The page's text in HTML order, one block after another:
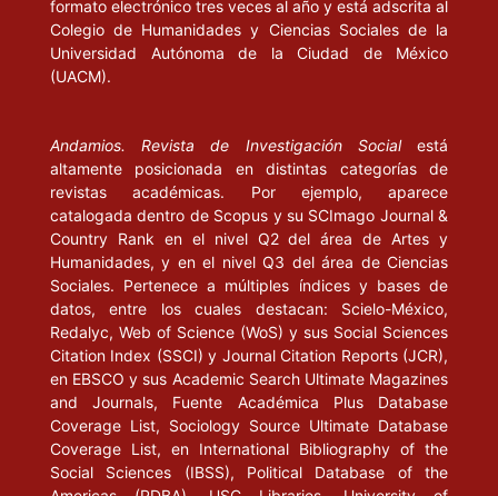
formato electrónico tres veces al año y está adscrita al
Colegio de Humanidades y Ciencias Sociales de la
Universidad Autónoma de la Ciudad de México
(UACM).
Andamios. Revista de Investigación Socialestá
altamente posicionada en distintas categorías de
revistas académicas. Por ejemplo, aparece
catalogada dentro de Scopus y su SCImago Journal &
Country Rank en el nivel Q2 del área de Artes y
Humanidades, y en el nivel Q3 del área de Ciencias
Sociales. Pertenece a múltiples índices y bases de
datos, entre los cuales destacan: Scielo-México,
Redalyc, Web of Science (WoS) y sus Social Sciences
Citation Index (SSCI) y Journal Citation Reports (JCR),
en EBSCO y sus Academic Search Ultimate Magazines
and Journals, Fuente Académica Plus Database
Coverage List, Sociology Source Ultimate Database
Coverage List, en International Bibliography of the
Social Sciences (IBSS), Political Database of the